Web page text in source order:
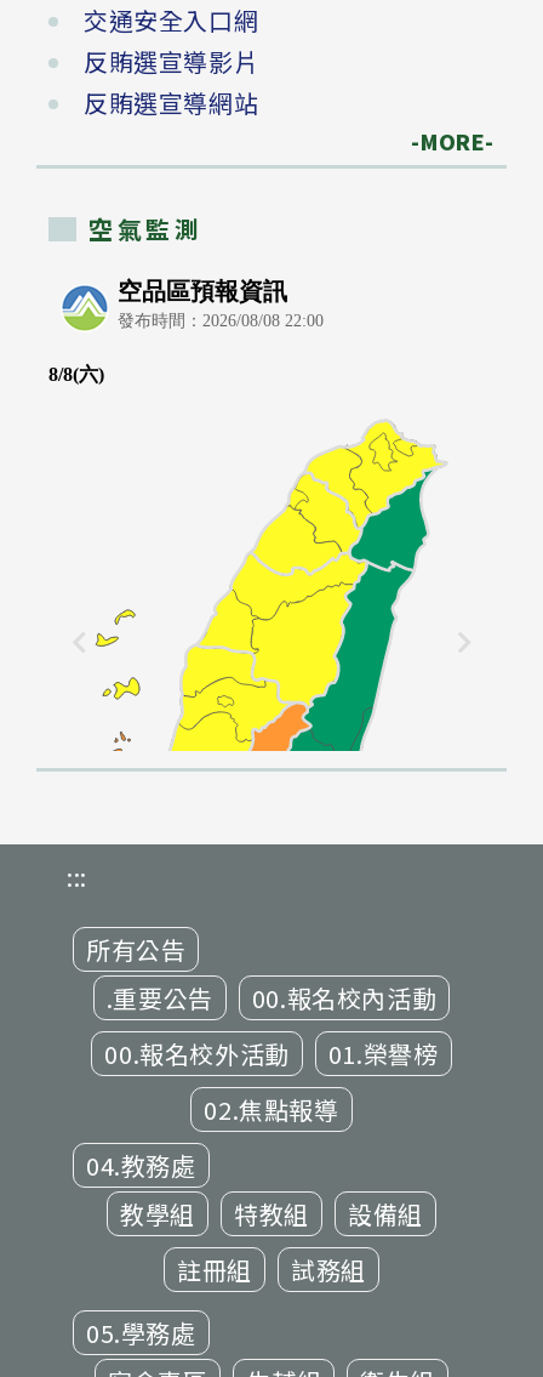
交通安全入口網
反賄選宣導影片
反賄選宣導網站
-MORE-
空氣監測
:::
所有公告
.重要公告
00.報名校內活動
00.報名校外活動
01.榮譽榜
02.焦點報導
04.教務處
教學組
特教組
設備組
註冊組
試務組
05.學務處